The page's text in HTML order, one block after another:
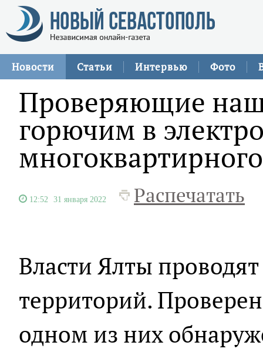
Новости Статьи Интервью Фото
Проверяющие
горючим в
12:52 31 января 2022 Распечатать
Власти Ялты
территорий.
одном из них